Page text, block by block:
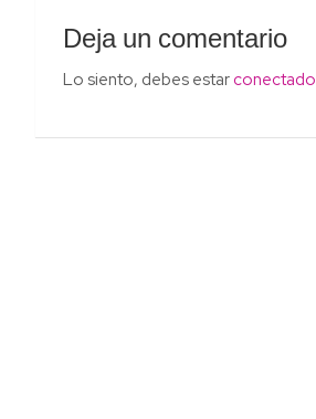
Deja un comentario
Lo siento, debes estar conectado